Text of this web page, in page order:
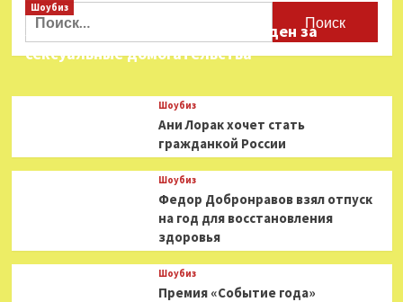
под
видом
Найти:
Шоубиз
Звезда «Игры в кальмара» осужден за
сексуальные домогательства
Шоубиз
Ани Лорак хочет стать
гражданкой России
Шоубиз
Федор Добронравов взял отпуск
на год для восстановления
здоровья
Шоубиз
Премия «Событие года»